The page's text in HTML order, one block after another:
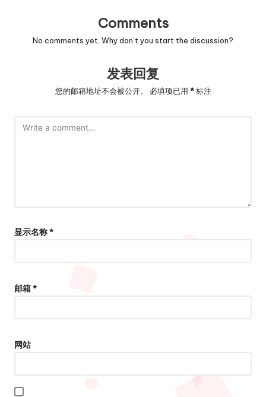
Comments
No comments yet. Why don’t you start the discussion?
发表回复
您的邮箱地址不会被公开。 必填项已用 *标注
显示名称*
邮箱*
网站